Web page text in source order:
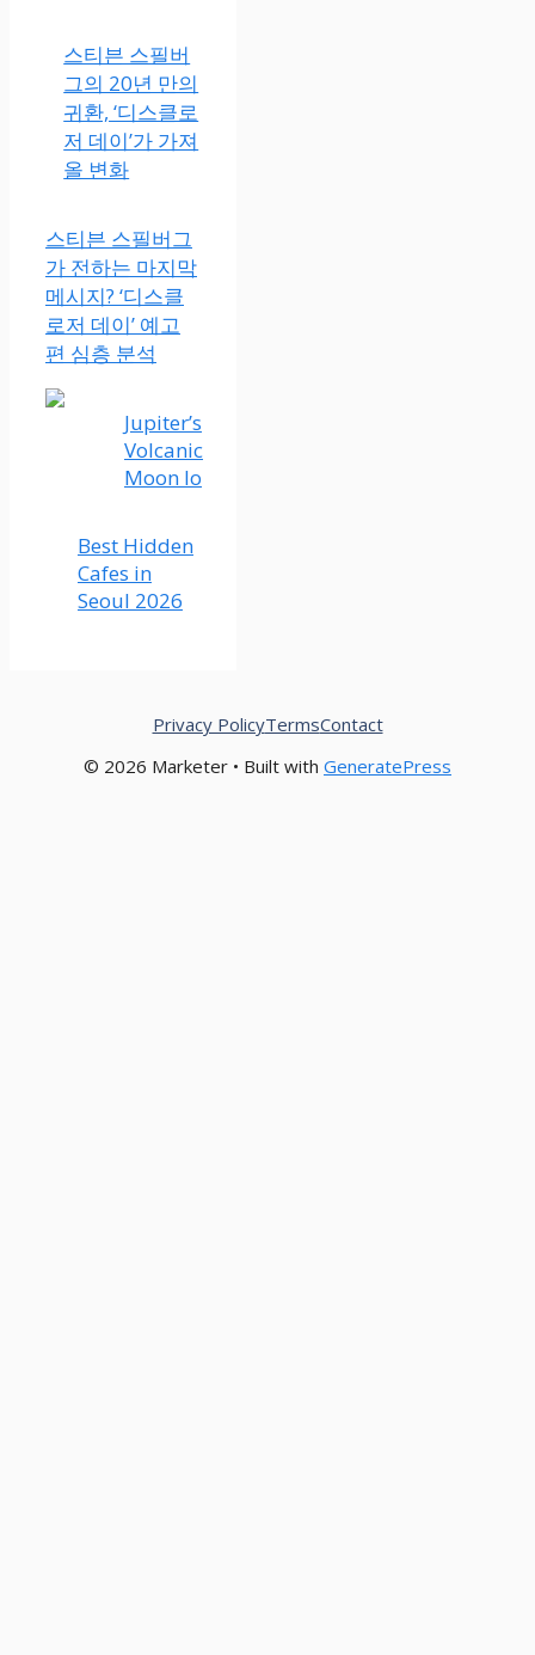
스티븐 스필버
그의 20년 만의
귀환, ‘디스클로
저 데이’가 가져
올 변화
스티븐 스필버그
가 전하는 마지막
메시지? ‘디스클
로저 데이’ 예고
편 심층 분석
Jupiter’s
Volcanic
Moon Io
Best Hidden
Cafes in
Seoul 2026
© 2026 Marketer • Built with GeneratePress
Privacy PolicyTermsContact